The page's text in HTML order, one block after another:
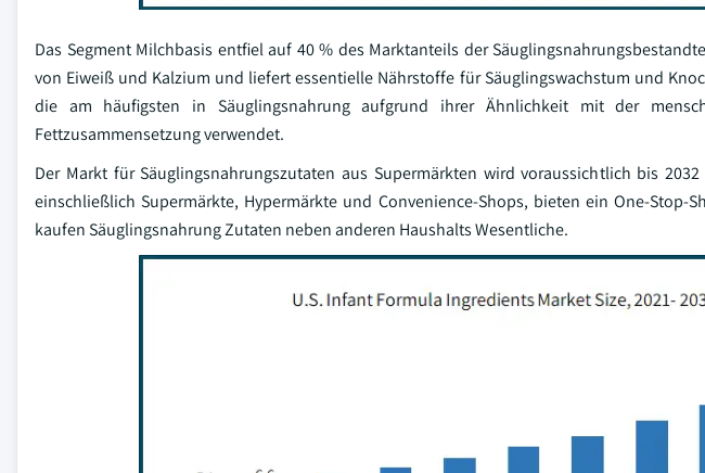
Das Segment Milchbasis entfiel auf 40 % des Marktanteils der
von Eiweiß und Kalzium und liefert essentielle Nährstoffe für Säuglingswachstum und
die am häufigsten in Säuglingsnahrung aufgrund ihrer Ähnlichkeit mit der
Fettzusammensetzung verwendet.
Der Markt für Säuglingsnahrungszutaten aus Supermärkten wird voraussichtlich bis 2032
einschließlich Supermärkte, Hypermärkte und Convenience-Shops, bieten ein One-Stop-
kaufen Säuglingsnahrung Zutaten neben anderen Haushalts Wesentliche.